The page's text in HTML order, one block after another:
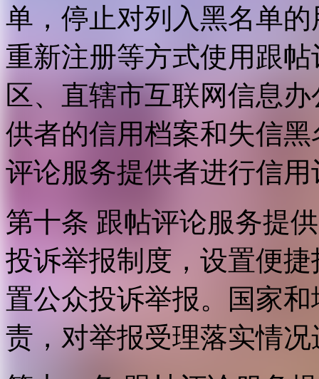
单，停止对列入黑名单
重新注册等方式使用跟
区、直辖市互联网信息
供者的信用档案和失信
评论服务提供者进行信用
第十条 跟帖评论服务提
投诉举报制度，设置便
置公众投诉举报。国家
责，对举报受理落实情